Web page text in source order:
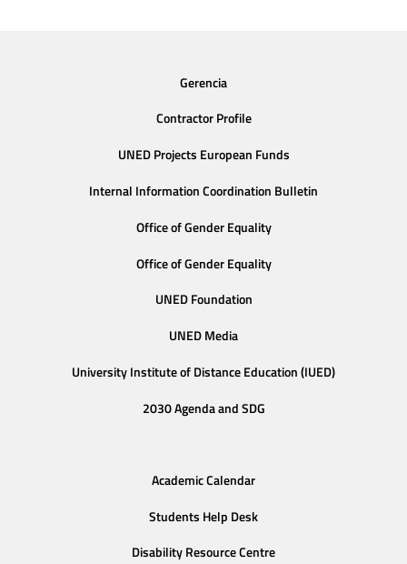
Gerencia
Contractor Profile
UNED Projects European Funds
Internal Information Coordination Bulletin
Office of Gender Equality
Office of Gender Equality
UNED Foundation
UNED Media
University Institute of Distance Education (IUED)
2030 Agenda and SDG
Academic Calendar
Students Help Desk
Disability Resource Centre